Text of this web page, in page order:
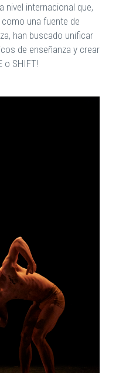
nivel internacional que,
una fuente de
han buscado unificar
de enseñanza y crear
o SHIFT!